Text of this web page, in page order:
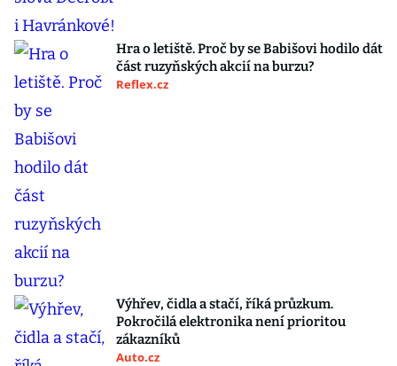
Hra o letiště. Proč by se Babišovi hodilo dát
část ruzyňských akcií na burzu?
Reflex.cz
Výhřev, čidla a stačí, říká průzkum.
Pokročilá elektronika není prioritou
zákazníků
Auto.cz